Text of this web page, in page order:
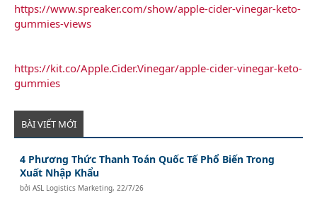
https://www.spreaker.com/show/apple-cider-vinegar-keto-
gummies-views
https://kit.co/Apple.Cider.Vinegar/apple-cider-vinegar-keto-
gummies
BÀI VIẾT MỚI
4 Phương Thức Thanh Toán Quốc Tế Phổ Biến Trong
Xuất Nhập Khẩu
bởiASL Logistics Marketing, 22/7/26